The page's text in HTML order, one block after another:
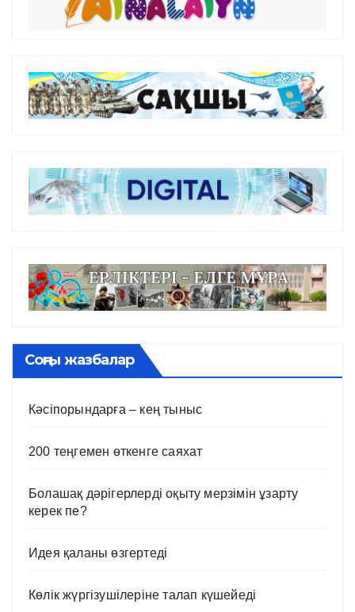
Соңғы жазбалар
Кәсіпорындарға – кең тыныс
200 теңгемен өткенге саяхат
Болашақ дәрігерлерді оқыту мерзімін ұзарту
керек пе?
Идея қаланы өзгертеді
Көлік жүргізушілеріне талап күшейеді